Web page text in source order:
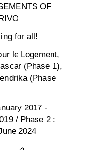
OF
for all!
le Logement,
(Phase 1),
(Phase
2017 -
/ Phase 2 :
2024